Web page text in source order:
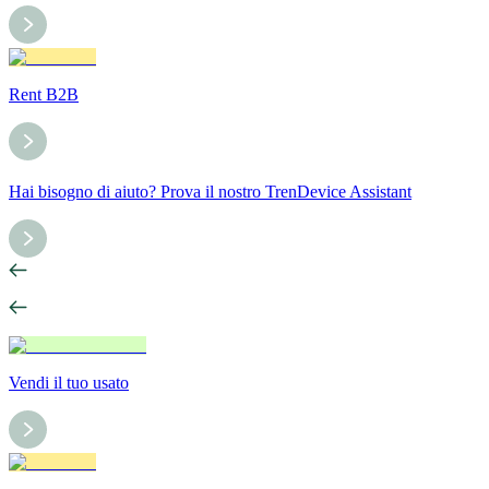
Rent B2B
Hai bisogno di aiuto? Prova il nostro TrenDevice Assistant
Vendi il tuo usato